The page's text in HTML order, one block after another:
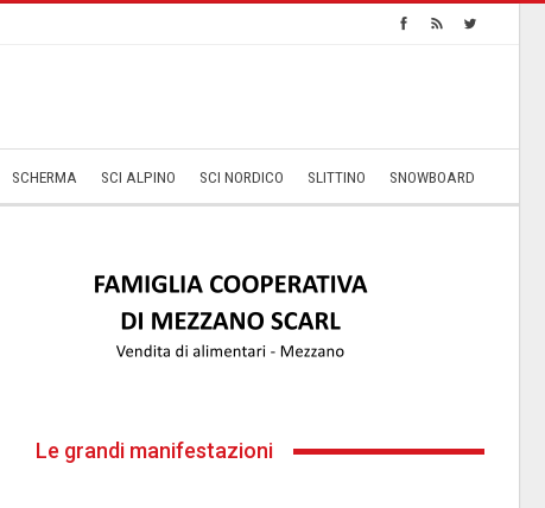
SCHERMA SCI ALPINO SCI NORDICO SLITTINO SNOWBOARD
Le grandi manifestazioni